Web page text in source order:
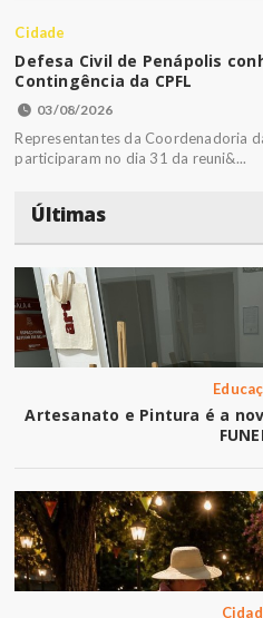
Cidade
Defesa Civil de Penápolis
Contingência da CPFL
03/08/2026
Representantes da Coordenadoria
participaram no dia 31 da reuni&...
Últimas
Artesanato e Pintura é a